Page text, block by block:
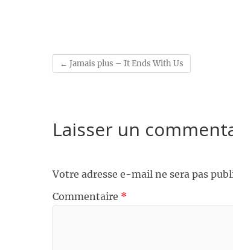
← Jamais plus – It Ends With Us
Laisser un
Votre adresse e-mail ne sera pas
Commentaire *